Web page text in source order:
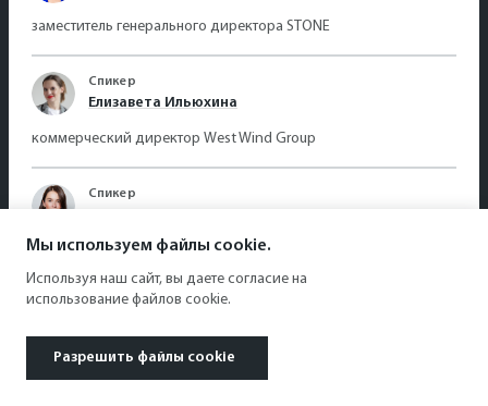
заместитель генерального директора STONE
Спикер
Елизавета Ильюхина
коммерческий директор West Wind Group
Спикер
руководитель по коммерческому развитию
продукта Pridex Spaces
Владимир Макутонин
территориальный управляющий City&Malls PFM
Мы используем файлы cookie.
Используя наш сайт, вы даете согласие на
использование файлов cookie.
Разрешить файлы cookie